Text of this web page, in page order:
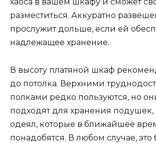
хаоса в вашем шкафу и сможет
разместиться. Аккуратно
прослужит дольше, если ей
надлежащее хранение.
В высоту платяной шкаф
до потолка. Верхними
полками редко пользуются, но
подходят для хранения подушек,
одеял, которые в ближайшее
понадобятся. В любом случае, это